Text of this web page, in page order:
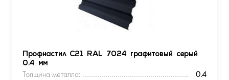
Профнастил С21 RAL 7024 графитовый серый
0.4 мм
Толщина металла:
0.4